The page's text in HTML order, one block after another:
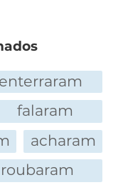
enterraram
falaram
acharam
roubaram